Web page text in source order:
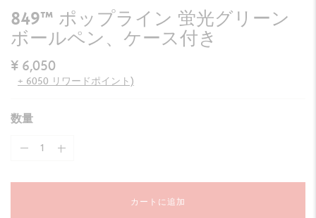
849™ ポップライン 蛍光グリーン
ボールペン、ケース付き
¥ 6,050
+ 6050 リワードポイント)
数量
カートに追加